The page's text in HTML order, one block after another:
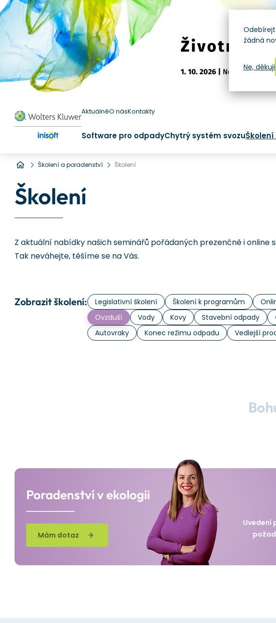
AktuálněO násKontakty
Software pro odpadyChytrý systém svozu
Úvod
Školení a poradenství Školení
Školení
Z aktuální nabídky našich seminářů pořádaných prezenčně i online
Tak neváhejte, těšíme se na Vás.
Zobrazit školení: Legislativní školení Školení k programům
Ovzduší
Vody Kovy Stavební odpady
Autovraky
Konec režimu odpadu Vedlejší
Poradenství v ekologii
Mám dotaz
Uvedení
žádná
Ne, děkuji